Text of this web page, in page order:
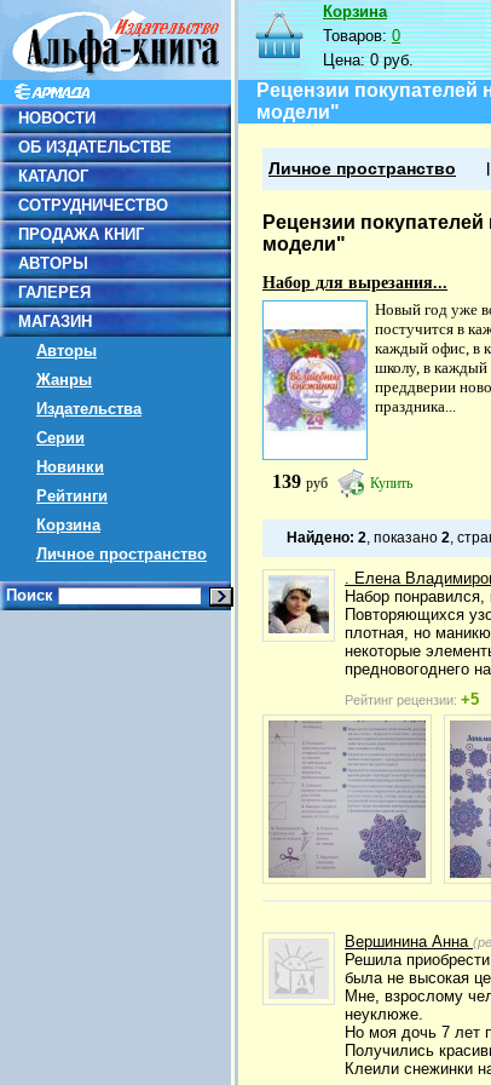
НОВОСТИ
ОБ ИЗДАТЕЛЬСТВЕ
КАТАЛОГ
СОТРУДНИЧЕСТВО
ПРОДАЖА КНИГ
АВТОРЫ
ГАЛЕРЕЯ
МАГАЗИН
Авторы
Жанры
Издательства
Серии
Новинки
Рейтинги
Корзина
Личное пространство
Поиск
Корзина
Товаров:0
Цена:0 руб.
Рецензии
модели"
Личное пространство
Рецензии
модели"
Набор для вырезания...
Новый год уже
постучится в
каждый офис, в
школу, в каждый
преддверии
праздника...
139 руб Купить
Найдено: 2, показано 2,
. Елена
Набор
Повторяющихся
плотная, но
некоторые
предновогоднего
Рейтинг рецензии: +5
Вершинина Анна
Решила
была не высокая
Мне, взрослому
неуклюже.
Но моя дочь 7 лет
Получились
Клеили снежинки